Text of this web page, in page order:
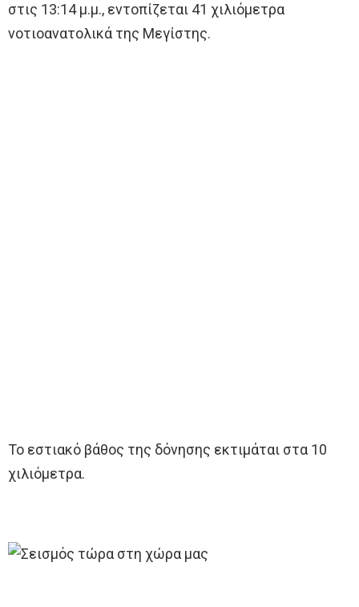
στις 13:14 μ.μ., εντοπίζεται 41 χιλιόμετρα
νοτιοανατολικά της Μεγίστης.
Το εστιακό βάθος της δόνησης εκτιμάται στα 10
χιλιόμετρα.